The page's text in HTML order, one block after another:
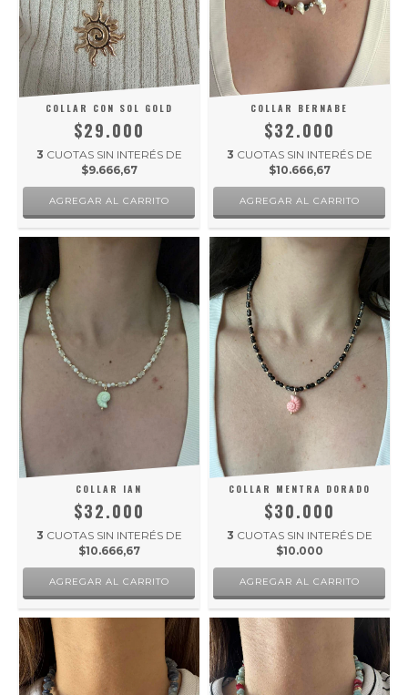
COLLAR CON SOL GOLD
$29.000
3 CUOTAS SIN INTERÉS DE
$9.666,67
COLLAR BERNABE
$32.000
3 CUOTAS SIN INTERÉS DE
$10.666,67
COLLAR IAN
$32.000
3 CUOTAS SIN INTERÉS DE
$10.666,67
COLLAR MENTRA DORADO
$30.000
3 CUOTAS SIN INTERÉS DE
$10.000